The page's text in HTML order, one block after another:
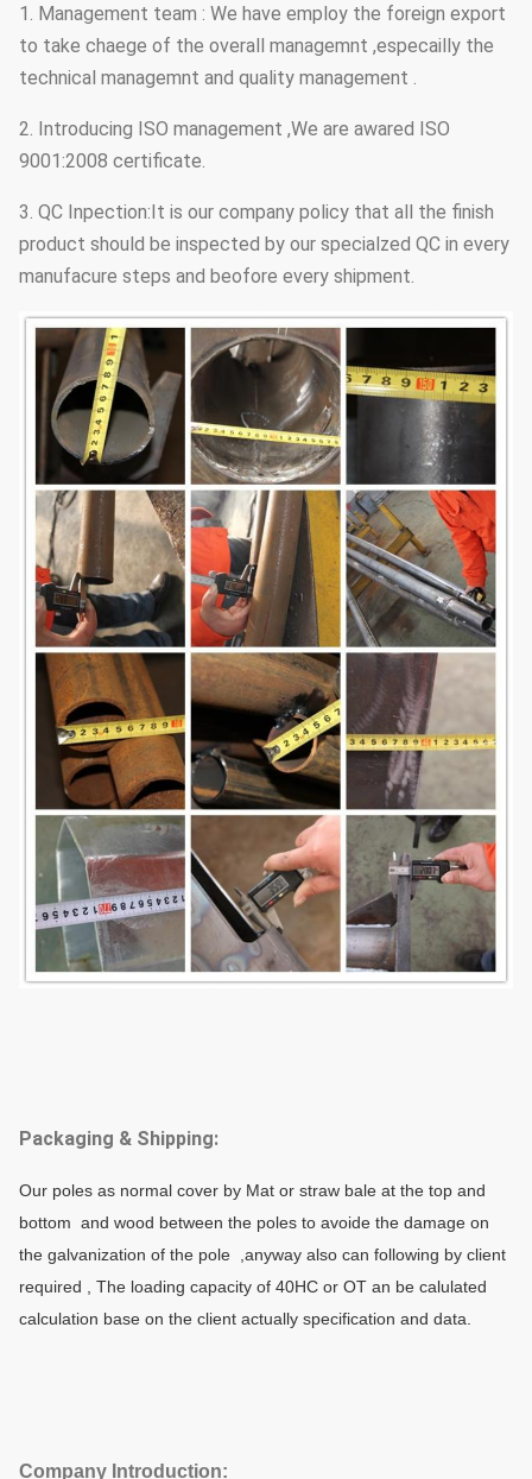
1. Management team : We have employ the foreign export
to take chaege of the overall managemnt ,especailly the
technical managemnt and quality management .
2. Introducing ISO management ,We are awared ISO
9001:2008 certificate.
3. QC Inpection:It is our company policy that all the finish
product should be inspected by our specialzed QC in every
manufacure steps and beofore every shipment.
Packaging & Shipping:
Our poles as normal cover by Mat or straw bale at the top and
bottom and wood between the poles to avoide the damage on
the galvanization of the pole ,anyway also can following by client
required , The loading capacity of 40HC or OT an be calulated
calculation base on the client actually specification and data.
Company Introduction: